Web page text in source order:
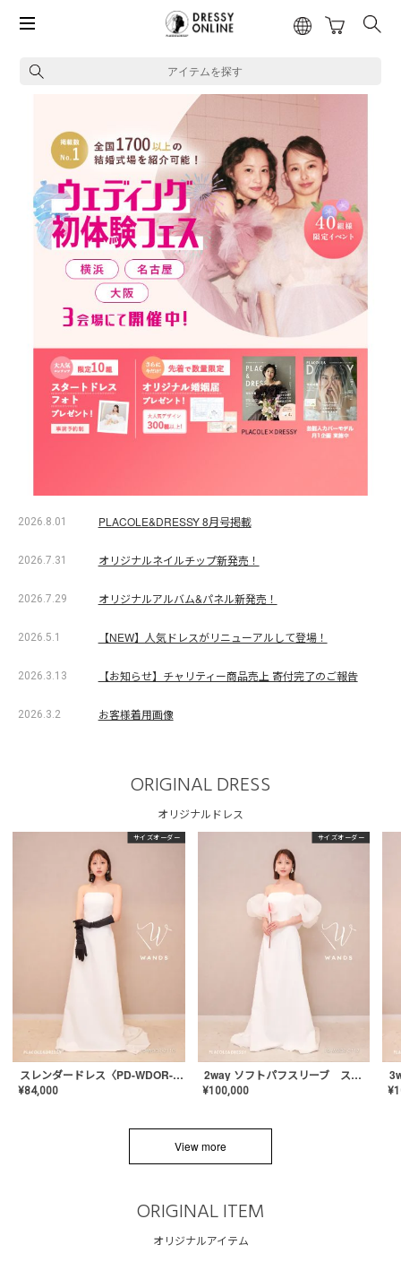
アイテムを探す
2026.8.01 PLACOLE&DRESSY 8月号掲載
2026.7.31 オリジナルネイルチップ新発売！
2026.7.29 オリジナルアルバム&パネル新発売！
2026.5.1 【NEW】人気ドレスがリニューアルして登場！
2026.3.13 【お知らせ】チャリティー商品売上 寄付完了のご報告
2026.3.2 お客様着用画像
ORIGINAL DRESS
オリジナルドレス
サイズオーダー
スレンダードレス〈PD-WDOR-2110〉
¥84,000
サイズオーダー
2way ソフトパフスリーブ スレンダードレス〈PD-WDOR-2112〉
¥100,000 ¥
View more
ORIGINAL ITEM
オリジナルアイテム